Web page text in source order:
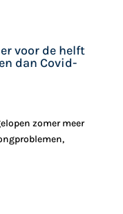
voor de helft
dan Covid-
zomer meer